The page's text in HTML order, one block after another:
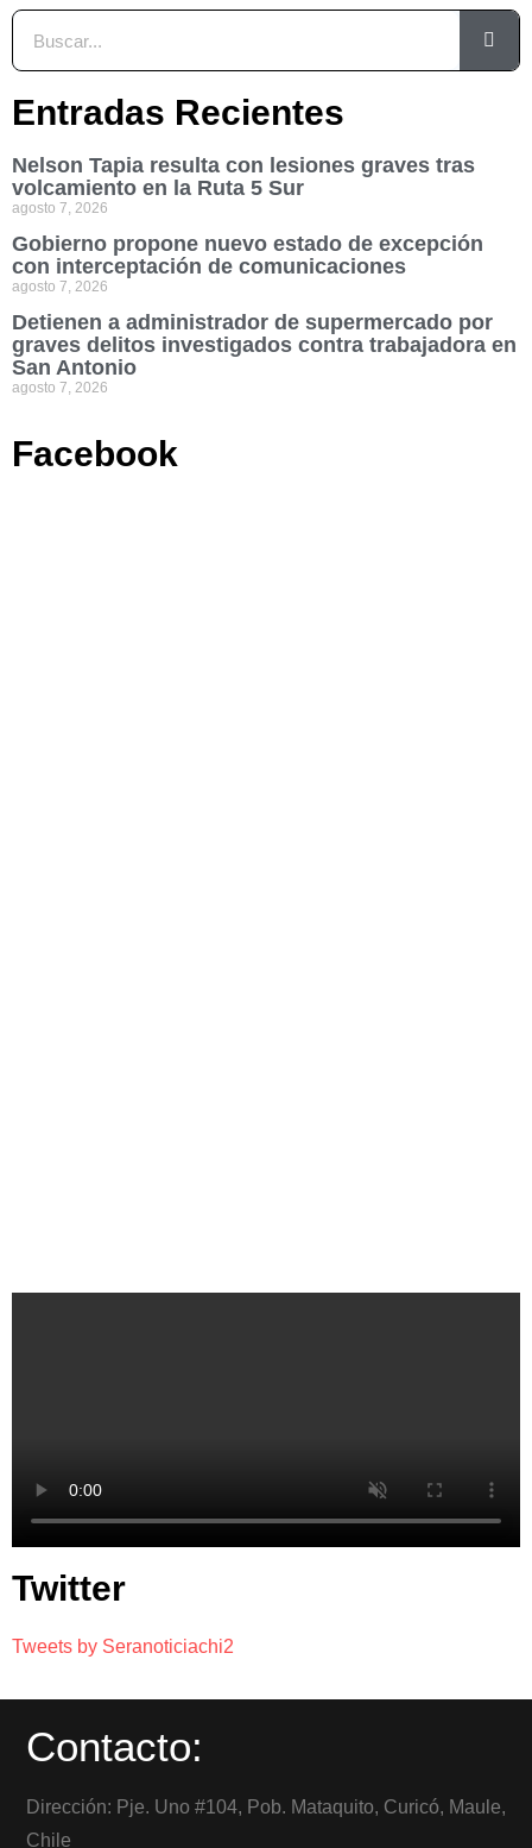
Entradas Recientes
Nelson Tapia resulta con lesiones graves tras
volcamiento en la Ruta 5 Sur
agosto 7, 2026
Gobierno propone nuevo estado de excepción
con interceptación de comunicaciones
agosto 7, 2026
Detienen a administrador de supermercado por
graves delitos investigados contra trabajadora en
San Antonio
agosto 7, 2026
Facebook
Twitter
Tweets by Seranoticiachi2
Contacto:
Dirección: Pje. Uno #104, Pob. Mataquito, Curicó, Maule,
Chile